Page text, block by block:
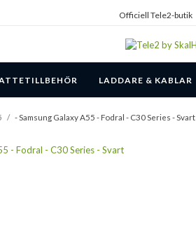
Officiell Tele2-butik
LADDARE & KABLAR
/ - Samsung Galaxy A55 - Fodral - C30 Series - Svart